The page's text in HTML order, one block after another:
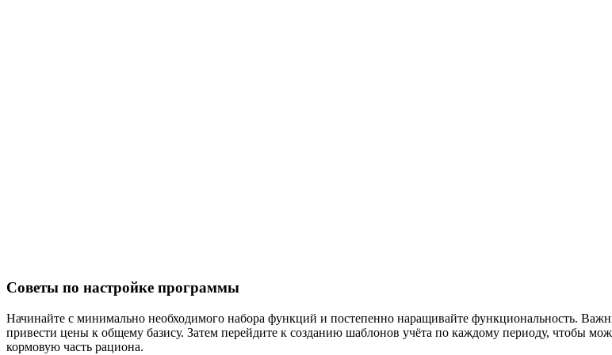
Советы по настройке программы
Начинайте с минимально необходимого набора функций и постепенно наращивайте функциональность.
привести цены к общему базису. Затем перейдите к созданию шаблонов учёта по каждому периоду, чтобы
кормовую часть рациона.